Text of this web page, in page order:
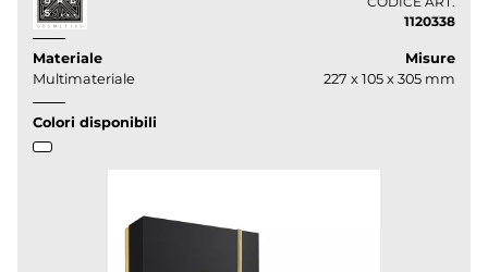
1120338
Materiale
Multimateriale
Misure
227 x 105 x 305 mm
Colori disponibili